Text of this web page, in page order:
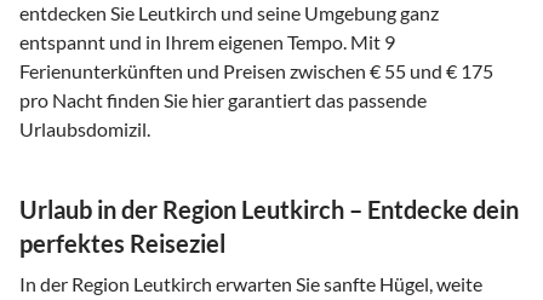
entdecken Sie Leutkirch und seine Umgebung ganz
entspannt und in Ihrem eigenen Tempo. Mit 9
Ferienunterkünften und Preisen zwischen € 55 und € 175
pro Nacht finden Sie hier garantiert das passende
Urlaubsdomizil.
Urlaub in der Region Leutkirch – Entdecke dein
perfektes Reiseziel
In der Region Leutkirch erwarten Sie sanfte Hügel, weite